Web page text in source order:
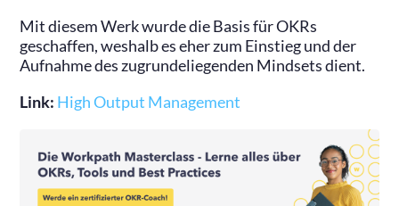
Mit diesem Werk wurde die Basis für OKRs
geschaffen, weshalb es eher zum Einstieg und der
Aufnahme des zugrundeliegenden Mindsets dient.
Link: High Output Management